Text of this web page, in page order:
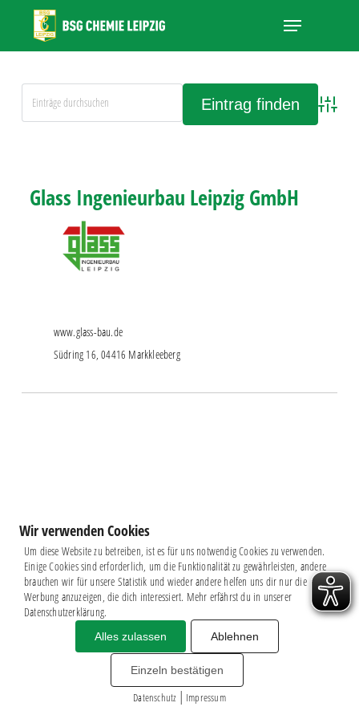
main
Menu
Glass Ingenieurbau Leipzig GmbH
www.glass-bau.de
Südring 16, 04416 Markkleeberg
Impressum|Datenschutz
BSG CHEMIE LEIPZIG © 2026
MITGLIEDERZAHL: 2.816
webdesign by3W
Close
Wir verwenden Cookies
Um diese Website zu betreiben, ist es für uns notwendig Cookies zu verwenden.
Einige Cookies sind erforderlich, um die Funktionalität zu gewährleisten, andere
brauchen wir für unsere Statistik und wieder andere helfen uns dir nur die
Werbung anzuzeigen, die dich interessiert. Mehr erfährst du in unserer
Datenschutzerklärung.
Alles zulassen Ablehnen
Einzeln bestätigen
Datenschutz | Impressum